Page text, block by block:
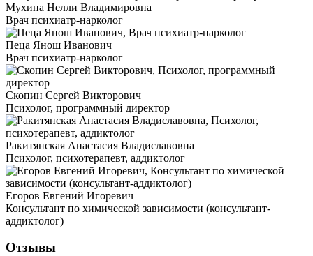
Мухина Нелли Владимировна
Врач психиатр-нарколог
Пеца Янош Иванович
Врач психиатр-нарколог
Скопин Сергей Викторович
Психолог, программный директор
Ракитянская Анастасия Владиславовна
Психолог, психотерапевт, аддиктолог
Егоров Евгений Игоревич
Консультант по химической зависимости (консультант-
аддиктолог)
Отзывы